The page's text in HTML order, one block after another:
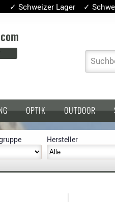
✓ Schweizer Lager ✓
OPTIK OUTDOOR
Hersteller